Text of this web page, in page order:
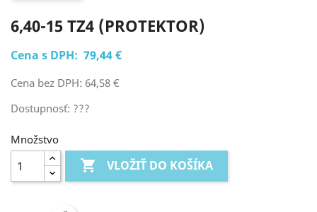
6,40-15 TZ4 (PROTEKTOR)
Cena s DPH: 79,44 €
Cena bez DPH: 64,58 €
Dostupnosť: ???
Množstvo
 VLOŽIŤ DO KOŠÍKA